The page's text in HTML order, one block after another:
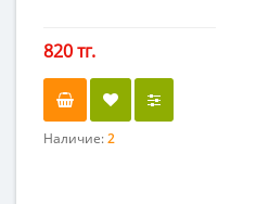
820 тг.
Наличие:2